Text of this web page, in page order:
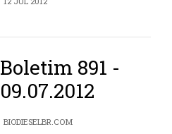
Boletim 891 -
09.07.2012
BIODIESELBR.COM